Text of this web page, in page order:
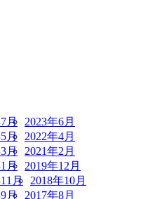
月 2023年6月
月 2022年4月
月 2021年2月
月 2019年12月
月 2018年10月
月 2017年8月